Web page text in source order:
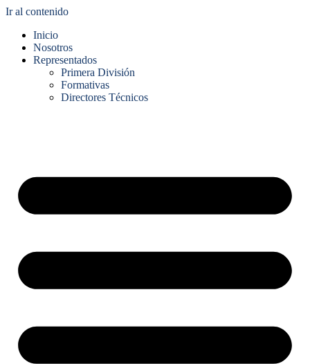
Ir al contenido
Inicio
Nosotros
Representados
Primera División
Formativas
Directores Técnicos